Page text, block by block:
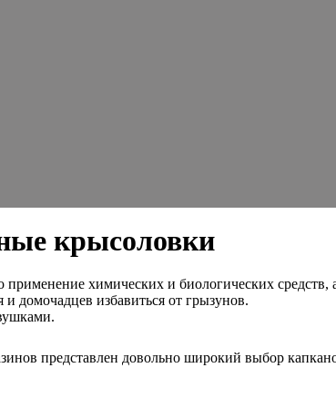
крысоловки
химических и биологических
и домочадцев избавиться от грызунов.
представлен довольно широкий выбор